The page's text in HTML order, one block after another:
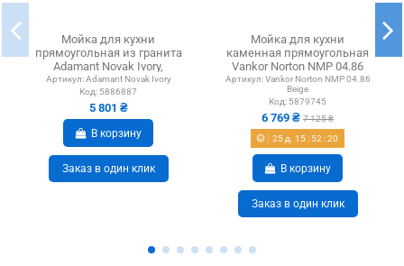
Мойка для кухни
прямоугольная из гранита
Adamant Novak Ivory,
850х500х240 мм
Артикул: Adamant Novak Ivory
Код: 5886887
5 801 ₴
В корзину
Заказ в один клик
Мойка для кухни
каменная прямоугольная
Vankor Norton NMP 04.86
Beige 855х500 мм, бежевая
Артикул: Vankor Norton NMP 04.86
Beige
Код: 5879745
6 769 ₴ 7 125 ₴
25д. 15: 52 :19
В корзину
Заказ в один клик